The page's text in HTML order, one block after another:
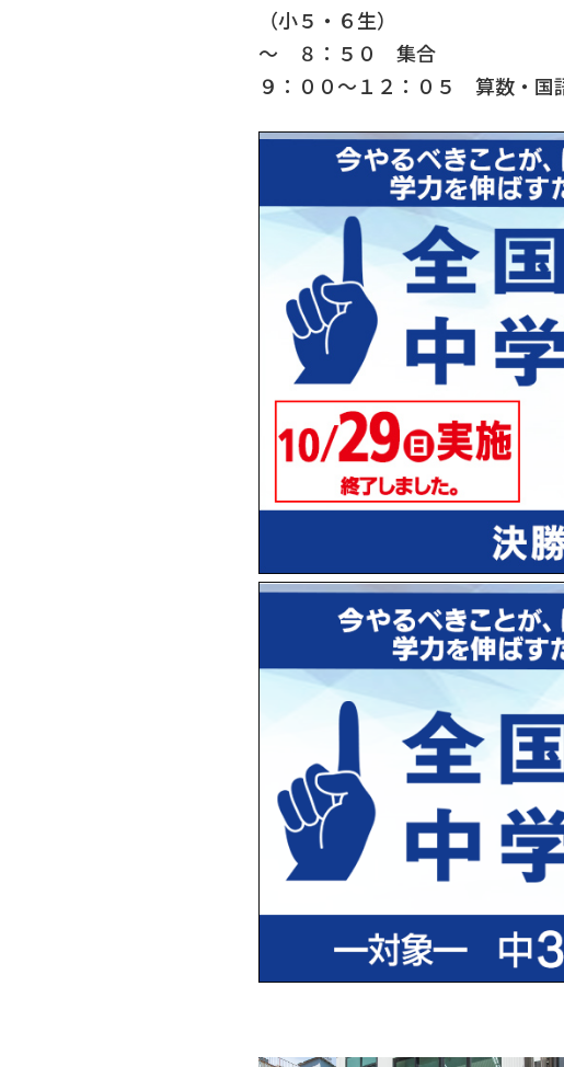
（小５・６生）
～ ８：５０ 集合
９：００～１２：０５ 算数・国